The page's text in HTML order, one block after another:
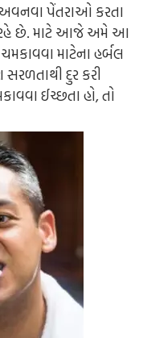
અવનવા પેંતરાઓ કરતા
રહે છે. માટે આજે અમે આ
માટેના હર્બલ
સરળતાથી દુર કરી
ઈચ્છતા હો, તો